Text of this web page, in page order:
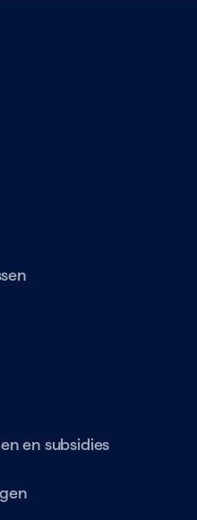
en subsidies